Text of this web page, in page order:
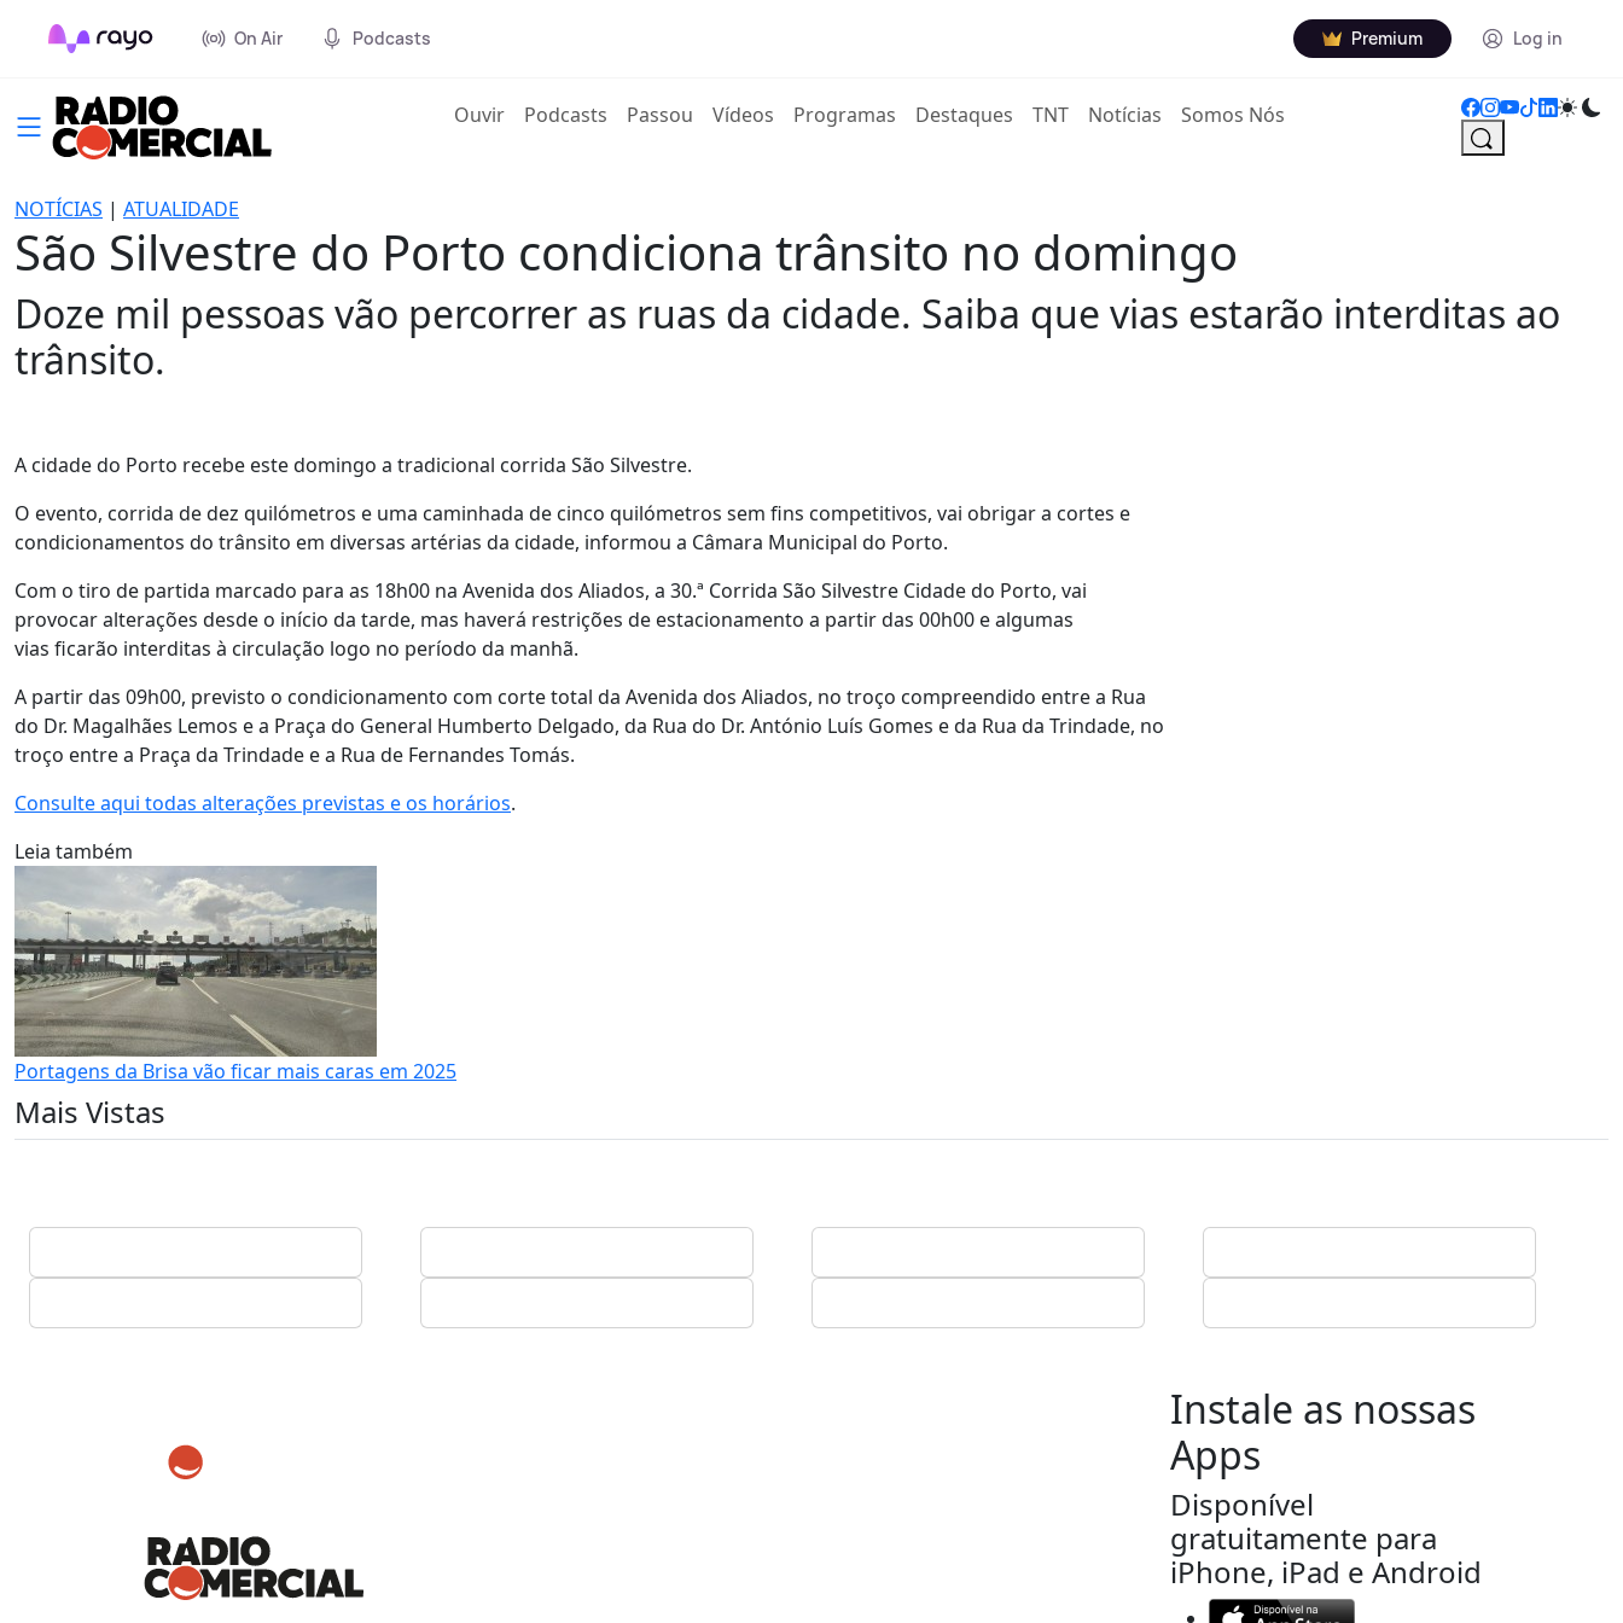
On Air Podcasts Premium Log in
Ouvir(current)
Podcasts Passou Vídeos Programas Destaques TNT Notícias Somos Nós
NOTÍCIAS | ATUALIDADE
São Silvestre do Porto condiciona trânsito no domingo
Doze mil pessoas vão percorrer as ruas da cidade. Saiba que vias estarão interditas ao
trânsito.
A cidade do Porto recebe este domingo a tradicional corrida São Silvestre.
O evento, corrida de dez quilómetros e uma caminhada de cinco quilómetros sem fins competitivos, vai obrigar a cortes e
condicionamentos do trânsito em diversas artérias da cidade, informou a Câmara Municipal do Porto.
Com o tiro de partida marcado para as 18h00 na Avenida dos Aliados, a 30.ª Corrida São Silvestre Cidade do Porto, vai
provocar alterações desde o início da tarde, mas haverá restrições de estacionamento a partir das 00h00 e algumas
vias ficarão interditas à circulação logo no período da manhã.
A partir das 09h00, previsto o condicionamento com corte total da Avenida dos Aliados, no troço compreendido entre a Rua
do Dr. Magalhães Lemos e a Praça do General Humberto Delgado, da Rua do Dr. António Luís Gomes e da Rua da Trindade, no
troço entre a Praça da Trindade e a Rua de Fernandes Tomás.
Consulte aqui todas alterações previstas e os horários.
Leia também
Portagens da Brisa vão ficar mais caras em 2025
Mais Vistas
Instale as nossas
Apps
Disponível
gratuitamente para
iPhone, iPad e Android